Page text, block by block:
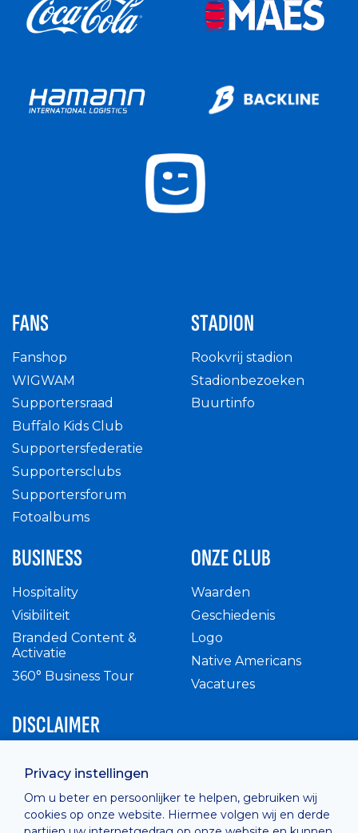
Privacy instellingen
Om u beter en persoonlijker te helpen, gebruiken wij
cookies op onze website. Hiermee volgen wij en derde
FANS
Fanshop
WIGWAM
Supportersraad
Buffalo Kids Club
Supportersfederatie
Supportersclubs
Supportersforum
Fotoalbums
STADION
Rookvrij stadion
Stadionbezoeken
Buurtinfo
BUSINESS
Hospitality
Visibiliteit
Branded Content &
Activatie
360° Business Tour
ONZE CLUB
Waarden
Geschiedenis
Logo
Native Americans
Vacatures
DISCLAIMER
Privacy Policy
Cashless
verkoopsvoorwaarden